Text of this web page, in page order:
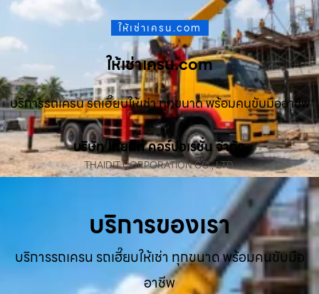
ให้เช่าเครน.com
ให้เช่าเครน.com
บริการรถเครน รถเฮี๊ยบให้เช่า ทุกขนาด พร้อมคนขับมืออาชีพ
บริษัท ไทยดิท คอร์ปอเรชั่น จำกัด
THAIDIT CORPORATION CO., LTD.
บริการของเรา
บริการรถเครน รถเฮี๊ยบให้เช่า ทุกขนาด พร้อมคนขับมือ
อาชีพ